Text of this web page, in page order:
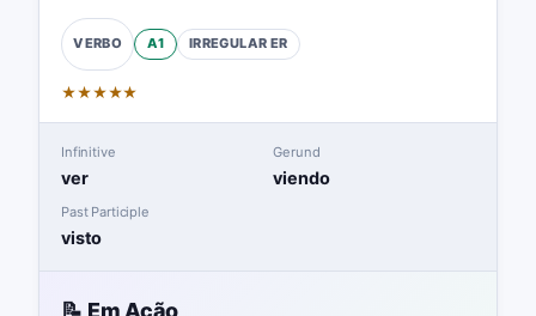
VERBO A1 IRREGULAR ER
★★★★★
Infinitive
ver
Gerund
viendo
Past Participle
visto
📝 Em Ação